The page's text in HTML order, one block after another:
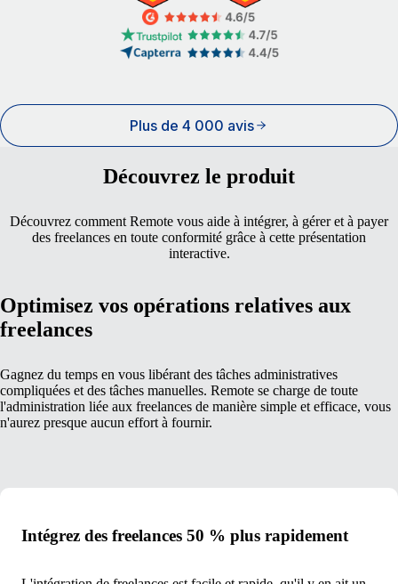
Plus de 4 000 avis
Découvrez le produit
Découvrez comment Remote vous aide à intégrer, à gérer et à payer
des freelances en toute conformité grâce à cette présentation
interactive.
Optimisez vos opérations relatives aux
freelances
Gagnez du temps en vous libérant des tâches administratives
compliquées et des tâches manuelles. Remote se charge de toute
l'administration liée aux freelances de manière simple et efficace, vous
n'aurez presque aucun effort à fournir.
Intégrez des freelances 50 % plus rapidement